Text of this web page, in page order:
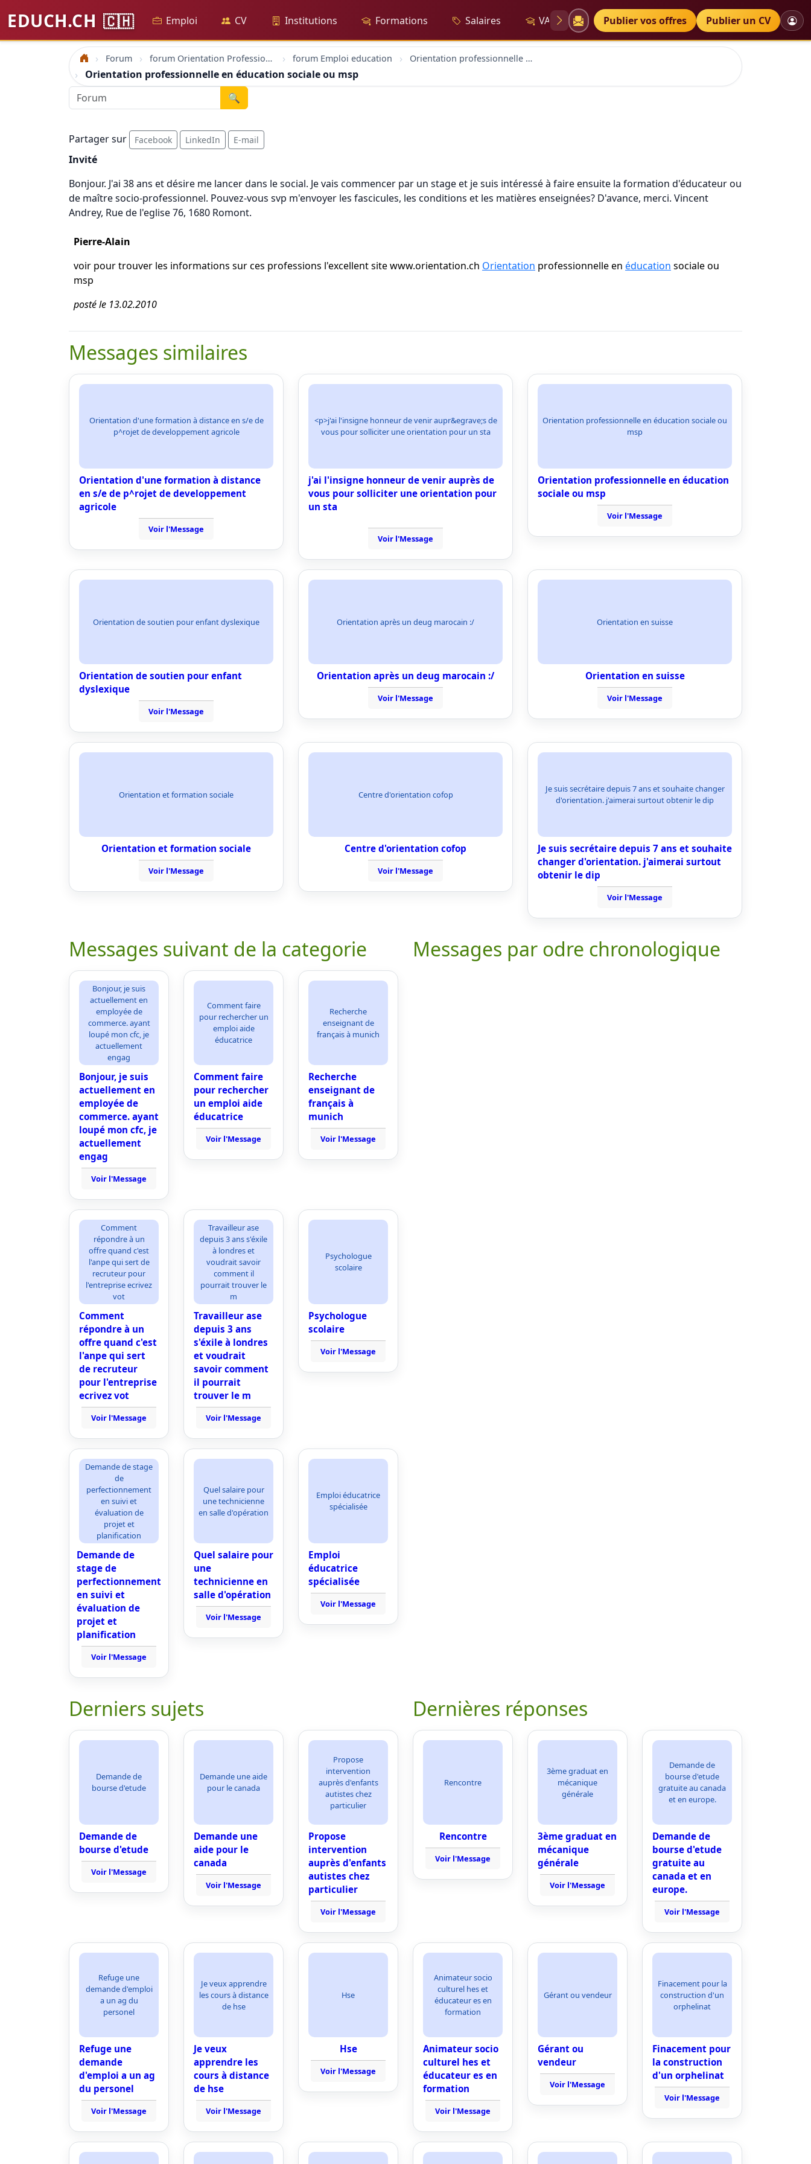
EDUCH.CH 🇨🇭 Emploi CV Institutions Formations Salaires VAE Diplômes Petites annonces
Publier vos offres Publier un CV
Accueil Forum forum Orientation Professionnelle forum Emploi education Orientation professionnelle en éducation sociale ou msp
Orientation professionnelle en éducation sociale ou msp
🔍
Partager sur Facebook LinkedIn E-mail
Invité
Bonjour. J'ai 38 ans et désire me lancer dans le social. Je vais commencer par un stage et je suis intéressé à faire ensuite la formation d'éducateur ou
de maître socio-professionnel. Pouvez-vous svp m'envoyer les fascicules, les conditions et les matières enseignées? D'avance, merci. Vincent
Andrey, Rue de l'eglise 76, 1680 Romont.
Pierre-Alain
voir pour trouver les informations sur ces professions l'excellent site www.orientation.ch Orientation professionnelle en éducation sociale ou
msp
posté le 13.02.2010
Messages similaires
Orientation d'une formation à distance en s/e de
p^rojet de developpement agricole
Orientation d'une formation à distance
en s/e de p^rojet de developpement
agricole
Voir l'Message
<p>j'ai l'insigne honneur de venir aupr&egrave;s de
vous pour solliciter une orientation pour un sta
j'ai l'insigne honneur de venir auprès de
vous pour solliciter une orientation pour
un sta
Voir l'Message
Orientation professionnelle en éducation sociale ou
msp
Orientation professionnelle en éducation
sociale ou msp
Voir l'Message
Orientation de soutien pour enfant dyslexique
Orientation de soutien pour enfant
dyslexique
Voir l'Message
Orientation après un deug marocain :/
Orientation après un deug marocain :/
Voir l'Message
Orientation en suisse
Orientation en suisse
Voir l'Message
Orientation et formation sociale
Orientation et formation sociale
Voir l'Message
Centre d'orientation cofop
Centre d'orientation cofop
Voir l'Message
Je suis secrétaire depuis 7 ans et souhaite changer
d'orientation. j'aimerai surtout obtenir le dip
Je suis secrétaire depuis 7 ans et souhaite
changer d'orientation. j'aimerai surtout
obtenir le dip
Voir l'Message
Messages suivant de la categorie
Bonjour, je suis
actuellement en
employée de
commerce. ayant
loupé mon cfc, je
actuellement
engag
Bonjour, je suis
actuellement en
employée de
commerce. ayant
loupé mon cfc, je
actuellement
engag
Voir l'Message
Comment faire
pour rechercher un
emploi aide
éducatrice
Comment faire
pour rechercher
un emploi aide
éducatrice
Voir l'Message
Recherche
enseignant de
français à munich
Recherche
enseignant de
français à
munich
Voir l'Message
Comment
répondre à un
offre quand c'est
l'anpe qui sert de
recruteur pour
l'entreprise ecrivez
vot
Comment
répondre à un
offre quand c'est
l'anpe qui sert
de recruteur
pour l'entreprise
ecrivez vot
Voir l'Message
Travailleur ase
depuis 3 ans s'éxile
à londres et
voudrait savoir
comment il
pourrait trouver le
m
Travailleur ase
depuis 3 ans
s'éxile à londres
et voudrait
savoir comment
il pourrait
trouver le m
Voir l'Message
Psychologue
scolaire
Psychologue
scolaire
Voir l'Message
Demande de stage
de
perfectionnement
en suivi et
évaluation de
projet et
planification
Demande de
stage de
perfectionnement
en suivi et
évaluation de
projet et
planification
Voir l'Message
Quel salaire pour
une technicienne
en salle d'opération
Quel salaire pour
une
technicienne en
salle d'opération
Voir l'Message
Emploi éducatrice
spécialisée
Emploi
éducatrice
spécialisée
Voir l'Message
Messages par odre chronologique
Derniers sujets
Demande de
bourse d'etude
Demande de
bourse d'etude
Voir l'Message
Demande une aide
pour le canada
Demande une
aide pour le
canada
Voir l'Message
Propose
intervention
auprès d'enfants
autistes chez
particulier
Propose
intervention
auprès d'enfants
autistes chez
particulier
Voir l'Message
Refuge une
demande d'emploi
a un ag du
personel
Refuge une
demande
d'emploi a un ag
du personel
Voir l'Message
Je veux apprendre
les cours à distance
de hse
Je veux
apprendre les
cours à distance
de hse
Voir l'Message
Hse
Hse
Voir l'Message
Dernières réponses
Rencontre
Rencontre
Voir l'Message
3ème graduat en
mécanique
générale
3ème graduat en
mécanique
générale
Voir l'Message
Demande de
bourse d'etude
gratuite au canada
et en europe.
Demande de
bourse d'etude
gratuite au
canada et en
europe.
Voir l'Message
Animateur socio
culturel hes et
éducateur es en
formation
Animateur socio
culturel hes et
éducateur es en
formation
Voir l'Message
Gérant ou vendeur
Gérant ou
vendeur
Voir l'Message
Finacement pour la
construction d'un
orphelinat
Finacement pour
la construction
d'un orphelinat
Voir l'Message